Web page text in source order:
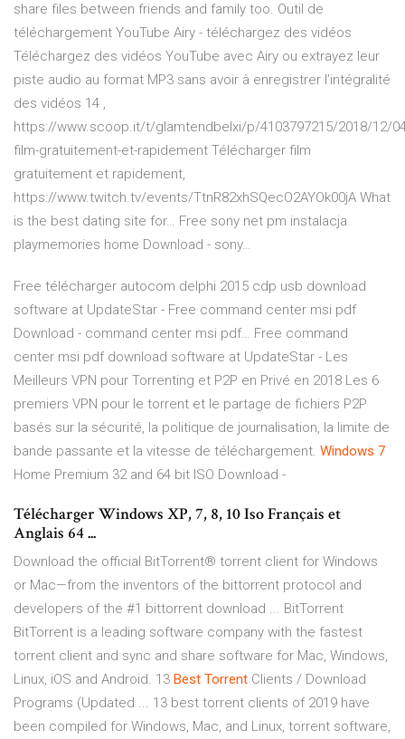
share files between friends and family too. Outil de
téléchargement YouTube Airy - téléchargez des vidéos
Téléchargez des vidéos YouTube avec Airy ou extrayez leur
piste audio au format MP3 sans avoir à enregistrer l’intégralité
des vidéos 14 ,
https://www.scoop.it/t/glamtendbelxi/p/4103797215/2018/12/
film-gratuitement-et-rapidement Télécharger film
gratuitement et rapidement,
https://www.twitch.tv/events/TtnR82xhSQecO2AYOk00jA What
is the best dating site for… Free sony net pm instalacja
playmemories home Download - sony…
Free télécharger autocom delphi 2015 cdp usb download
software at UpdateStar - Free command center msi pdf
Download - command center msi pdf… Free command
center msi pdf download software at UpdateStar - Les
Meilleurs VPN pour Torrenting et P2P en Privé en 2018 Les 6
premiers VPN pour le torrent et le partage de fichiers P2P
basés sur la sécurité, la politique de journalisation, la limite de
bande passante et la vitesse de téléchargement. Windows 7
Home Premium 32 and 64 bit ISO Download -
Télécharger Windows XP, 7, 8, 10 Iso Français et
Anglais 64 ...
Download the official BitTorrent® torrent client for Windows
or Mac—from the inventors of the bittorrent protocol and
developers of the #1 bittorrent download ... BitTorrent
BitTorrent is a leading software company with the fastest
torrent client and sync and share software for Mac, Windows,
Linux, iOS and Android. 13 Best Torrent Clients / Download
Programs (Updated ... 13 best torrent clients of 2019 have
been compiled for Windows, Mac, and Linux, torrent software,